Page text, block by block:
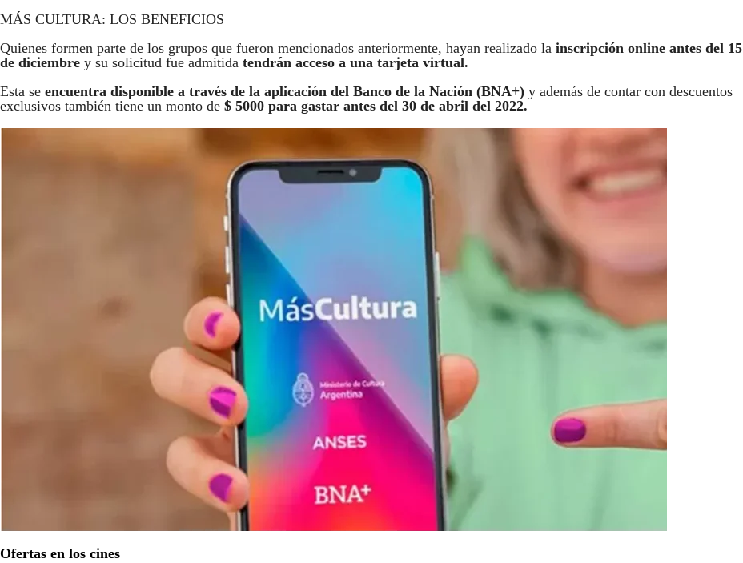
MÁS CULTURA: LOS BENEFICIOS
Quienes formen parte de los grupos que fueron mencionados anteriormente, hayan realizado la inscripción online antes del 15
de diciembre y su solicitud fue admitida tendrán acceso a una tarjeta virtual.
Esta se encuentra disponible a través de la aplicación del Banco de la Nación (BNA+) y además de contar con descuentos
exclusivos también tiene un monto de $ 5000 para gastar antes del 30 de abril del 2022.
Ofertas en los cines